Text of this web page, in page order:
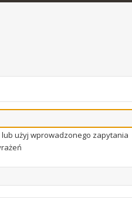
użyj wprowadzonego zapytania